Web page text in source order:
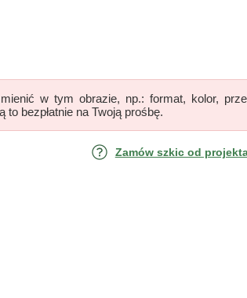
w tym obrazie, np.: format, kolor,
to bezpłatnie na Twoją prośbę.
Zamów szkic od